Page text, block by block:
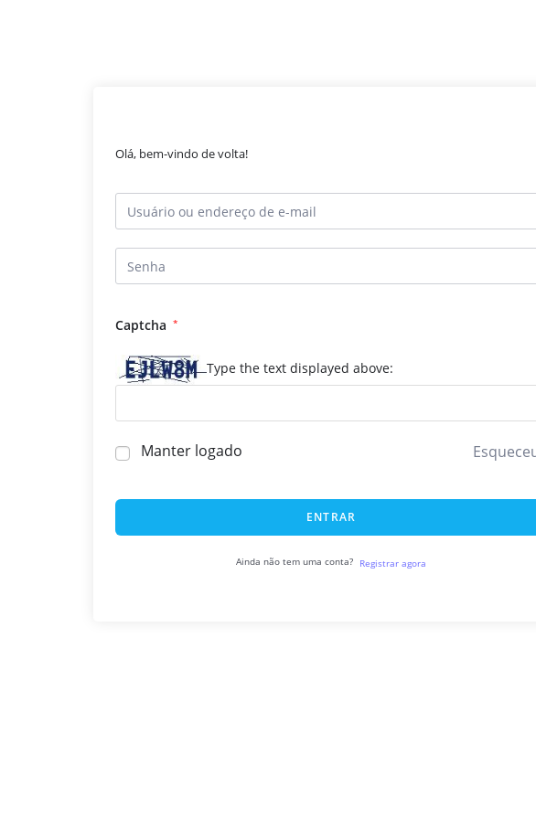
Olá, bem-vindo de volta!
Captcha *
Type the text displayed above:
Manter logado
ENTRAR
Ainda não tem uma conta? Registrar agora